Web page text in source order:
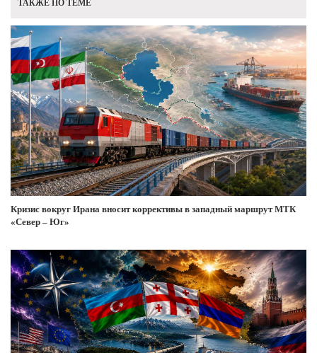
ТАКЖЕ ПО ТЕМЕ
Кризис вокруг Ирана вносит коррективы в западный маршрут МТК
«Север – Юг»